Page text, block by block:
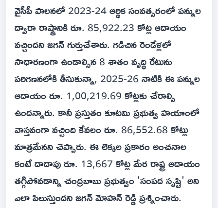
వైసీపీ పాలనలో 2023-24 ఆర్థిక సంవత్సరంలో పన్నుల
ద్వారా రాష్ట్రానికి రూ. 85,922.23 కోట్ల ఆదాయం
వచ్చిందని జగన్ గుర్తుచేశారు. గడిచిన రెండేళ్లలో
సాధారణంగా ఉండాల్సిన 8 శాతం వృద్ధి రేటును
పరిగణనలోకి తీసుకున్నా, 2025-26 నాటికి ఈ పన్నుల
ఆదాయం రూ. 1,00,219.69 కోట్లకు చేరాల్సి
ఉందన్నారు. కానీ ప్రస్తుతం కూటమి ప్రభుత్వ హయాంలో
వాస్తవంగా వచ్చింది కేవలం రూ. 86,552.68 కోట్లు
మాత్రమేనని చెప్పారు. ఈ లెక్కల ప్రకారం అంచనాల
కంటే దాదాపు రూ. 13,667 కోట్ల మేర రాష్ట్ర ఆదాయం
తగ్గిపోవడాన్ని చంద్రబాబు ప్రభుత్వం 'సంపద సృష్టి' అని
ఎలా పిలుస్తుందని జగన్ మోహన్ రెడ్డి ప్రశ్నించారు.